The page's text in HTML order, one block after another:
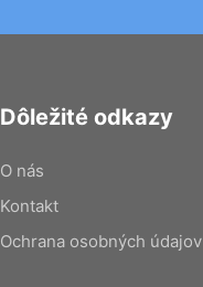
Dôležité odkazy
O nás
Kontakt
Ochrana osobných údajov